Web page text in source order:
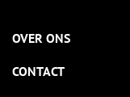
OVER ONS
CONTACT